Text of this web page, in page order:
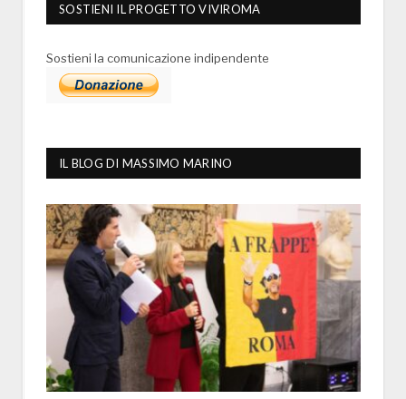
SOSTIENI IL PROGETTO VIVIROMA
Sostieni la comunicazione indipendente
IL BLOG DI MASSIMO MARINO